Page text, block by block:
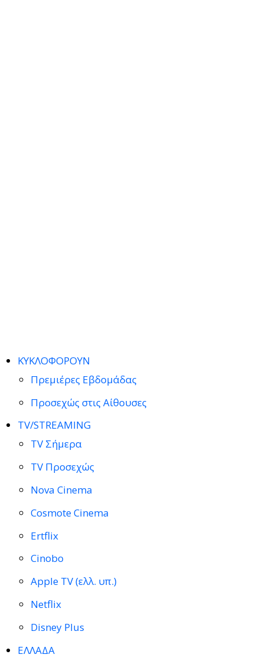
ΚΥΚΛΟΦΟΡΟΥΝ
Πρεμιέρες Εβδομάδας
Προσεχώς στις Αίθουσες
TV/STREAMING
TV Σήμερα
TV Προσεχώς
Nova Cinema
Cosmote Cinema
Ertflix
Cinobo
Apple TV (ελλ. υπ.)
Netflix
Disney Plus
ΕΛΛΑΔΑ